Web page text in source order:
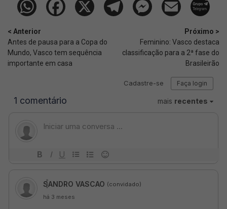
< Anterior
Antes de pausa para a Copa do
Mundo, Vasco tem sequência
importante em casa
Próximo >
Feminino: Vasco destaca
classificação para a 2ª fase do
Brasileirão